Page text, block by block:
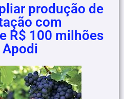
produção de
com
R$ 100 milhões
Apodi